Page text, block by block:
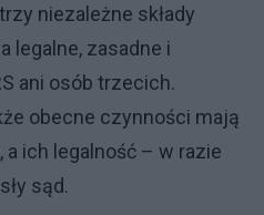
niezależne składy
legalne, zasadne i
ani osób trzecich.
obecne czynności mają
a ich legalność – w razie
sąd.